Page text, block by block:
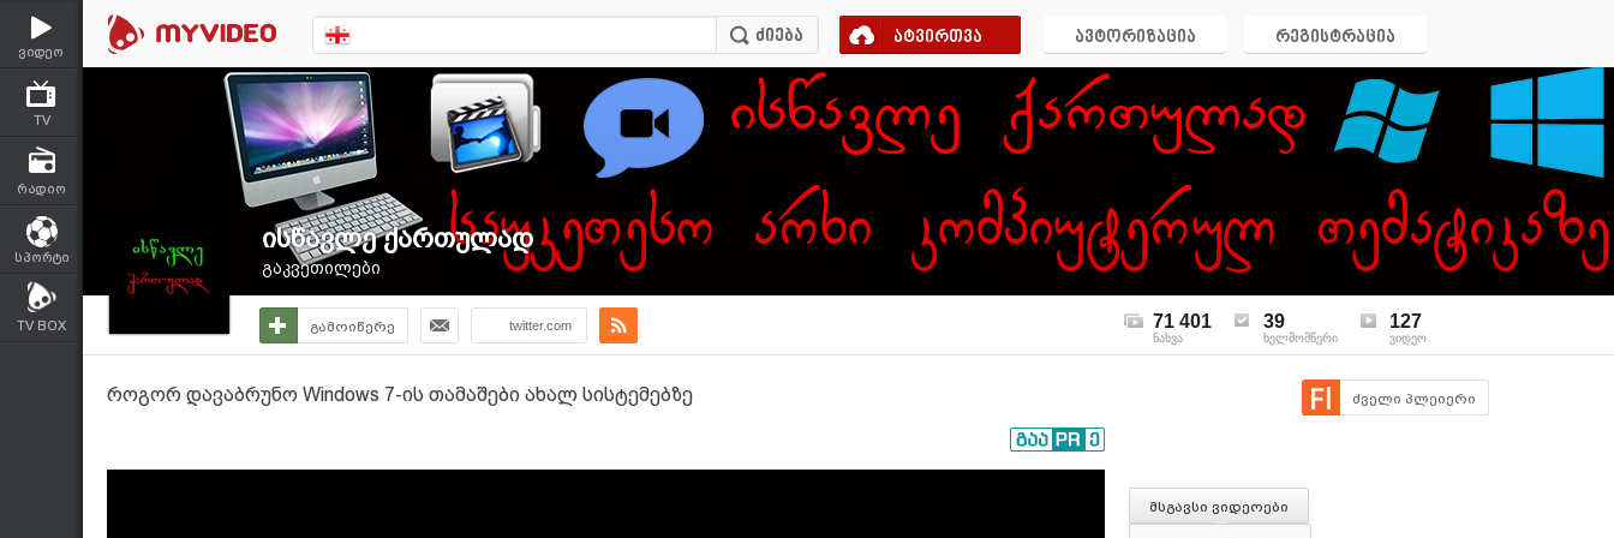
ვიდეო
TV
რადიო
სპორტი
TV BOX
ატვირთვა ავტორიზაცია რეგისტრაცია
ისწავლე ქართულად
გაკვეთილები
გამოიწერე twitter.com 71 401
ნახვა
39
ხელმომწერი
127
ვიდეო
როგორ დავაბრუნო Windows 7-ის თამაშები ახალ სისტემებზე ძველი პლეიერი
მსგავსი ვიდეოები